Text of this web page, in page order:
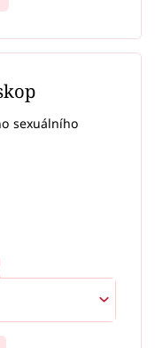
sexuálního